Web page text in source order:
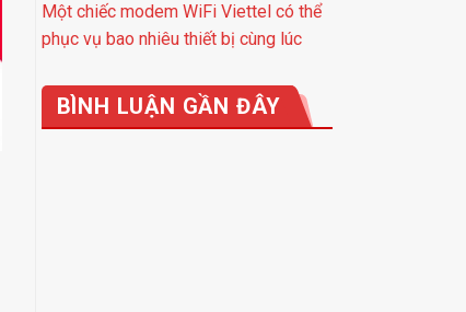
Một chiếc modem WiFi Viettel có thể
phục vụ bao nhiêu thiết bị cùng lúc
BÌNH LUẬN GẦN ĐÂY